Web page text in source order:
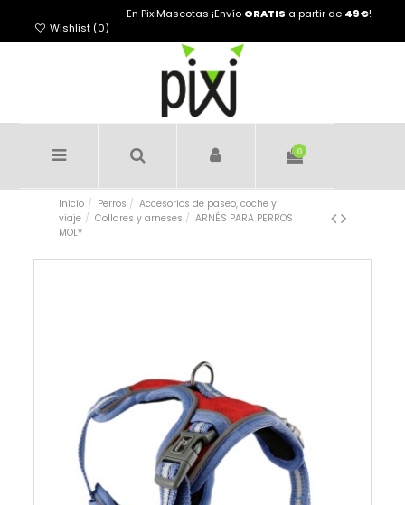
En PixiMascotas ¡Envío GRATIS a partir de 49€!
Wishlist (0)
0
Inicio Perros
Accesorios de paseo, coche y
viaje
Collares y arneses
ARNÉS PARA PERROS
MOLY